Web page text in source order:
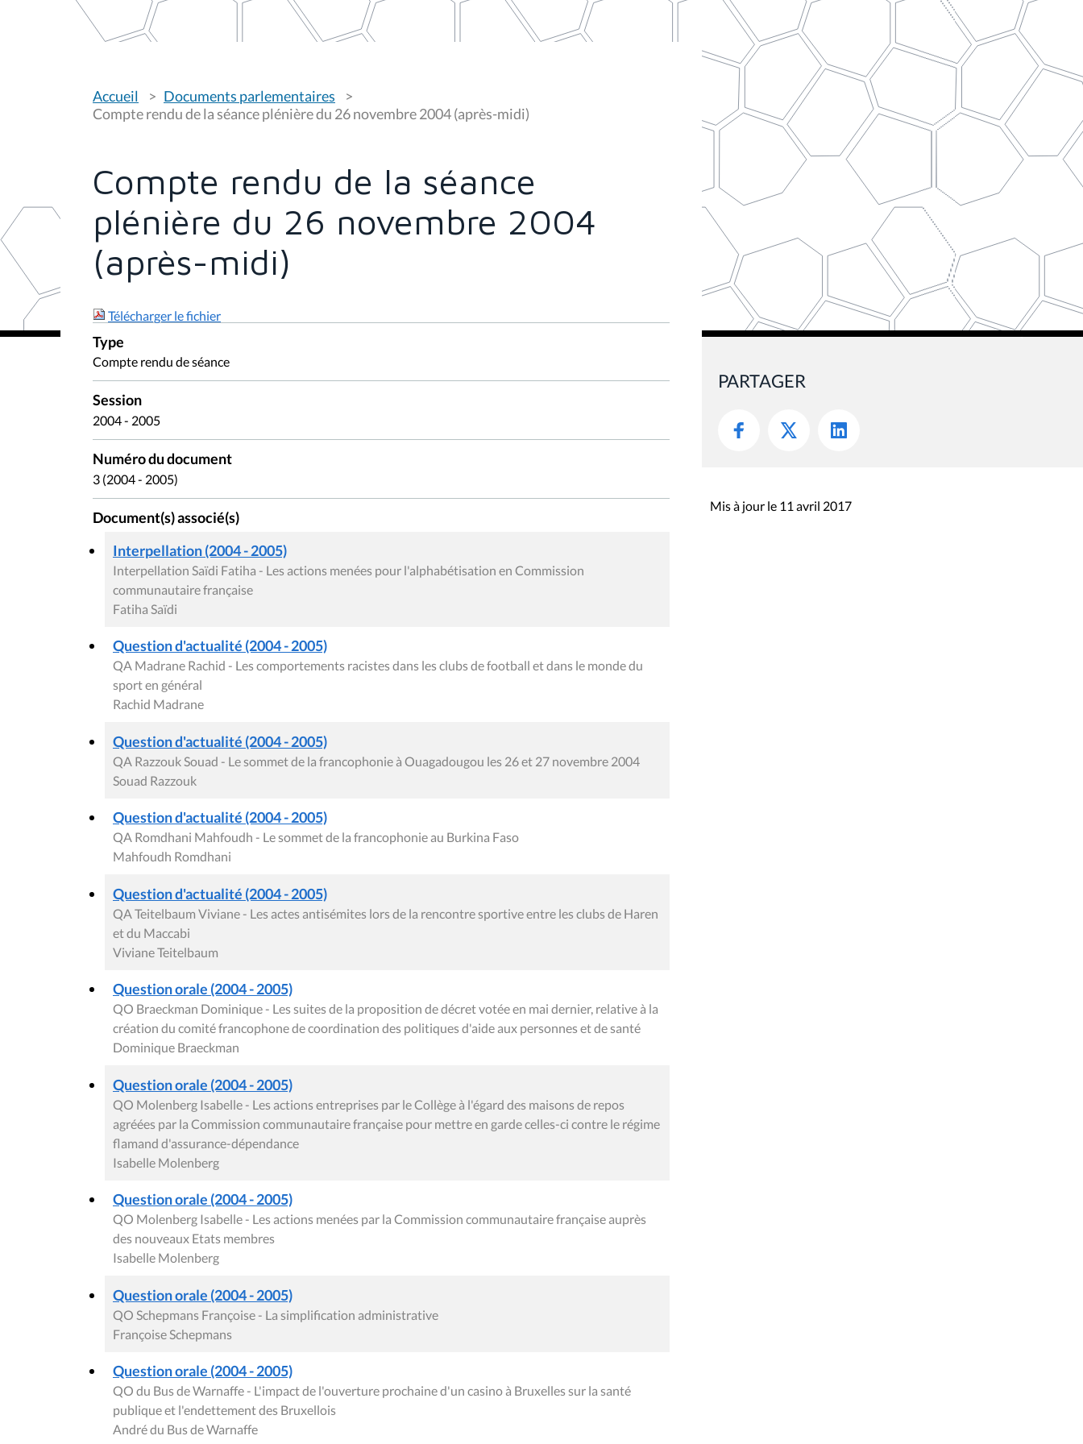
o
u
s
s
i
:
Accueil
Documents parlementaires
Compte rendu de la séance plénière du 26 novembre 2004 (après-midi)
Compte rendu de la séance
plénière du 26 novembre 2004
(après-midi)
Télécharger le fichier
Type
Compte rendu de séance
Session
2004 - 2005
Numéro du document
3 (2004 - 2005)
Document(s) associé(s)
Interpellation (2004 - 2005)
Interpellation Saïdi Fatiha - Les actions menées pour l'alphabétisation en Commission
communautaire française
Fatiha Saïdi
Question d'actualité (2004 - 2005)
QA Madrane Rachid - Les comportements racistes dans les clubs de football et dans le monde du
sport en général
Rachid Madrane
Question d'actualité (2004 - 2005)
QA Razzouk Souad - Le sommet de la francophonie à Ouagadougou les 26 et 27 novembre 2004
Souad Razzouk
Question d'actualité (2004 - 2005)
QA Romdhani Mahfoudh - Le sommet de la francophonie au Burkina Faso
Mahfoudh Romdhani
Question d'actualité (2004 - 2005)
QA Teitelbaum Viviane - Les actes antisémites lors de la rencontre sportive entre les clubs de Haren
et du Maccabi
Viviane Teitelbaum
Question orale (2004 - 2005)
QO Braeckman Dominique - Les suites de la proposition de décret votée en mai dernier, relative à la
création du comité francophone de coordination des politiques d'aide aux personnes et de santé
Dominique Braeckman
Question orale (2004 - 2005)
QO Molenberg Isabelle - Les actions entreprises par le Collège à l'égard des maisons de repos
agréées par la Commission communautaire française pour mettre en garde celles-ci contre le régime
flamand d'assurance-dépendance
Isabelle Molenberg
Question orale (2004 - 2005)
QO Molenberg Isabelle - Les actions menées par la Commission communautaire française auprès
des nouveaux Etats membres
Isabelle Molenberg
Question orale (2004 - 2005)
QO Schepmans Françoise - La simplification administrative
Françoise Schepmans
Question orale (2004 - 2005)
QO du Bus de Warnaffe - L'impact de l'ouverture prochaine d'un casino à Bruxelles sur la santé
publique et l'endettement des Bruxellois
André du Bus de Warnaffe
PARTAGER
Mis à jour le 11 avril 2017